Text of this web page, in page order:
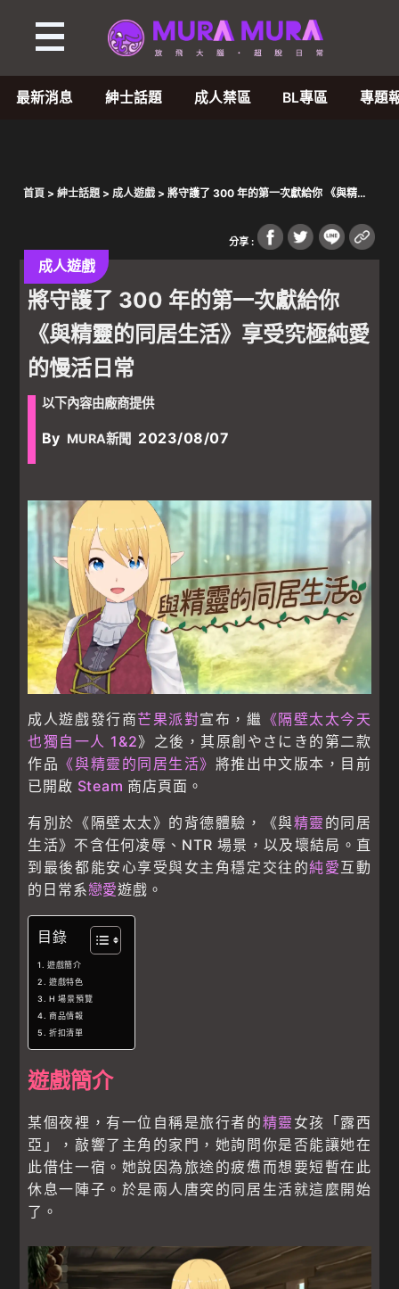
最新消息 紳士話題 成人禁區 BL專區 專題
首頁 > 紳士話題> 成人遊戲> 將守護了 300 年的第一次獻給你 《與精靈
分享 :
成人遊戲
將守護了 300 年的第一次獻給你
《與精靈的同居生活》享受究極純愛
的慢活日常
以下內容由廠商提供
By MURA新聞 2023/08/07
成人遊戲發行商芒果派對宣布，繼 《隔壁太太今天
也獨自一人 1&2》之後，其原創やさにき的第二款
作品 《與精靈的同居生活》 將推出中文版本，目前
已開啟 Steam 商店頁面。
有別於《隔壁太太》的背德體驗，《與精靈 的同居
生活》不含任何凌辱、NTR 場景，以及壞結局。直
到最後都能安心享受與女主角穩定交往的純愛互動
的日常系戀愛遊戲。
目錄
遊戲簡介
遊戲特色
H 場景預覽
商品情報
折扣清單
遊戲簡介
某個夜裡，有一位自稱是旅行者的精靈 女孩「露西
亞」，敲響了主角的家門，她詢問你是否能讓她在
此借住一宿。她說因為旅途的疲憊而想要短暫在此
休息一陣子。於是兩人唐突的同居生活就這麼開始
了。